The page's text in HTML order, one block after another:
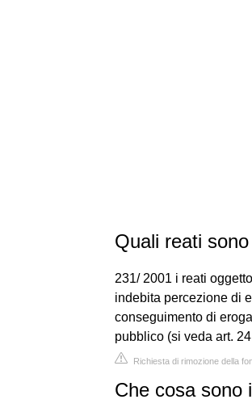
Quali reati
231/ 2001 i reati
indebita percezione di
conseguimento di
pubblico (si veda art.
Richiesta di rimozione della
Che cosa sono